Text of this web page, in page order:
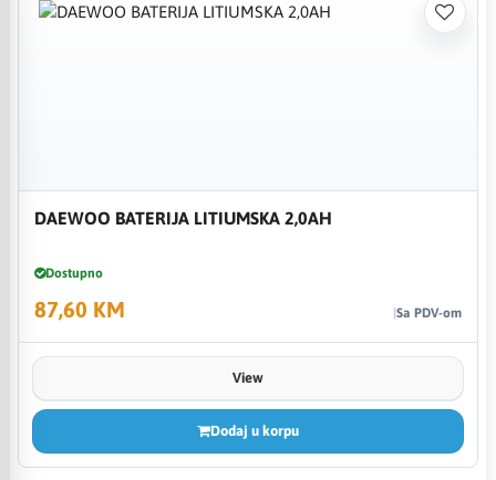
DAEWOO BATERIJA LITIUMSKA 2,0AH
Dostupno
87,60 KM Sa PDV-om
View
Dodaj u korpu